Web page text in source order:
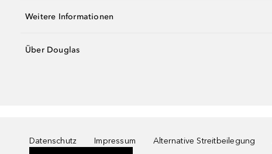
Weitere Informationen
Über Douglas
Datenschutz Impressum Alternative Streitbeilegung